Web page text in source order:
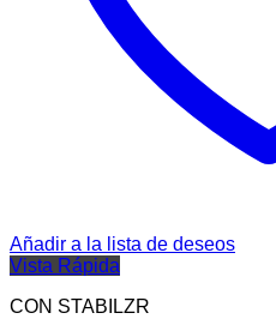
Añadir a la lista de deseos
Vista Rápida
CON STABILZR